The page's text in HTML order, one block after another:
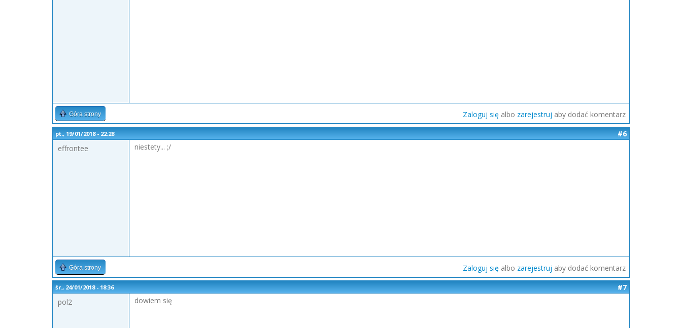
Góra strony Zaloguj się albo zarejestruj aby dodać komentarz
pt., 19/01/2018 - 22:28
#6
effrontee
niestety... ;/
Góra strony Zaloguj się albo zarejestruj aby dodać komentarz
śr., 24/01/2018 - 18:36
#7
pol2
dowiem się